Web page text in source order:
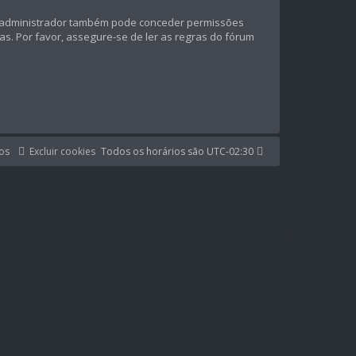
também pode conceder permissões
Por favor, assegure-se de ler as regras do fórum
Todos os horários são UTC-02:30
Excluir cookies